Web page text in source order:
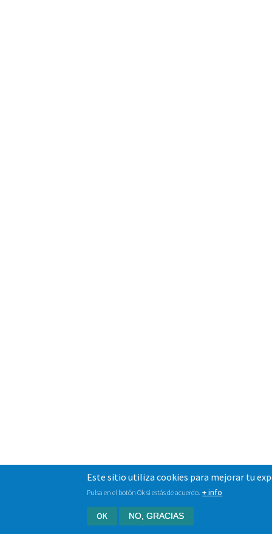
Este sitio utiliza cookies para mejorar tu
Pulsa en el botón Ok si estás de acuerdo. + info
OK NO, GRACIAS